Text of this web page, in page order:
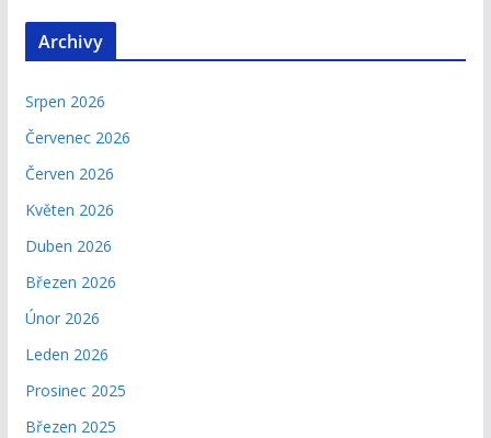
Archivy
Srpen 2026
Červenec 2026
Červen 2026
Květen 2026
Duben 2026
Březen 2026
Únor 2026
Leden 2026
Prosinec 2025
Březen 2025